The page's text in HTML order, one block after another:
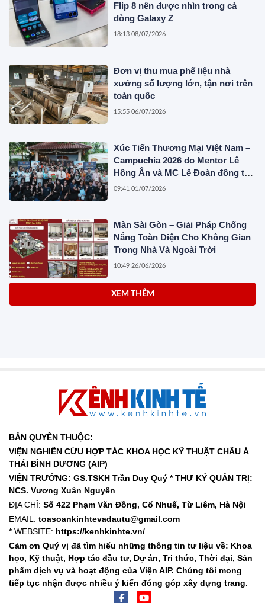
Flip 8 nên được nhìn trong cả
dòng Galaxy Z
18:13 08/07/2026
Đơn vị thu mua phế liệu nhà
xưởng số lượng lớn, tận nơi trên
toàn quốc
15:55 06/07/2026
Xúc Tiến Thương Mại Việt Nam –
Campuchia 2026 do Mentor Lê
Hồng Ân và MC Lê Đoàn đồng tổ
chức
09:41 01/07/2026
Màn Sài Gòn – Giải Pháp Chống
Nắng Toàn Diện Cho Không Gian
Trong Nhà Và Ngoài Trời
10:49 26/06/2026
XEM THÊM
BẢN QUYỀN THUỘC:
VIỆN NGHIÊN CỨU HỢP TÁC KHOA HỌC KỸ THUẬT CHÂU Á
THÁI BÌNH DƯƠNG (AIP)
VIỆN TRƯỞNG: GS.TSKH Trần Duy Quý *THƯ KÝ QUẢN TRỊ:
NCS. Vương Xuân Nguyên
ĐỊA CHỈ: Số 422 Phạm Văn Đồng, Cổ Nhuế, Từ Liêm, Hà Nội
EMAIL: toasoankinhtevadautu@gmail.com
*WEBSITE: https://kenhkinhte.vn/
Cảm ơn Quý vị đã tìm hiểu những thông tin tư liệu về: Khoa
học, Kỹ thuật, Hợp tác đầu tư, Dự án, Tri thức, Thời đại, Sản
phẩm dịch vụ và hoạt động của Viện AIP. Chúng tôi mong
tiếp tục nhận được nhiều ý kiến đóng góp xây dựng trang.